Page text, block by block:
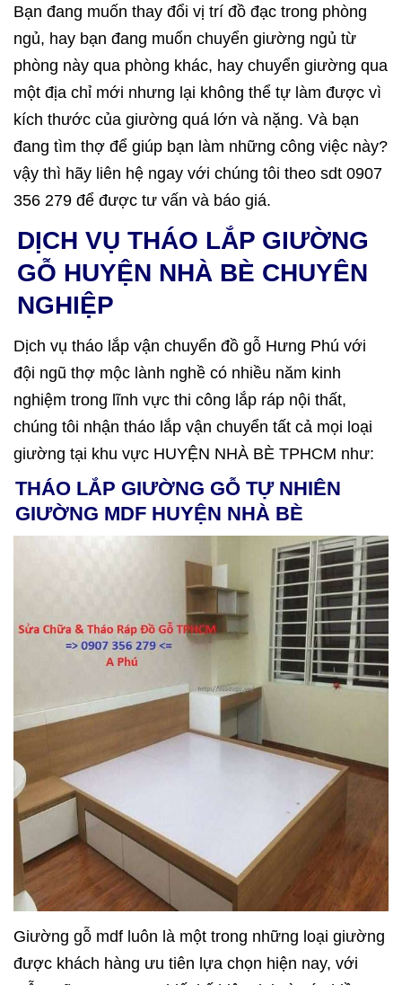
Bạn đang muốn thay đổi vị trí đồ đạc trong phòng
ngủ, hay bạn đang muốn chuyển giường ngủ từ
phòng này qua phòng khác, hay chuyển giường qua
một địa chỉ mới nhưng lại không thể tự làm được vì
kích thước của giường quá lớn và nặng. Và bạn
đang tìm thợ để giúp bạn làm những công việc này?
vậy thì hãy liên hệ ngay với chúng tôi theo sdt 0907
356 279 để được tư vấn và báo giá.
DỊCH VỤ THÁO LẮP GIƯỜNG
GỖ HUYỆN NHÀ BÈ CHUYÊN
NGHIỆP
Dịch vụ tháo lắp vận chuyển đồ gỗ Hưng Phú với
đội ngũ thợ mộc lành nghề có nhiều năm kinh
nghiệm trong lĩnh vực thi công lắp ráp nội thất,
chúng tôi nhận tháo lắp vận chuyển tất cả mọi loại
giường tại khu vực HUYỆN NHÀ BÈ TPHCM như:
THÁO LẮP GIƯỜNG GỖ TỰ NHIÊN
GIƯỜNG MDF HUYỆN NHÀ BÈ
Giường gỗ mdf luôn là một trong những loại giường
được khách hàng ưu tiên lựa chọn hiện nay, với